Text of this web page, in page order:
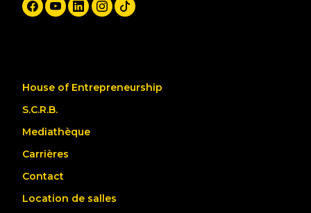
House of Entrepreneurship
S.C.R.B.
Mediathèque
Carrières
Contact
Location de salles